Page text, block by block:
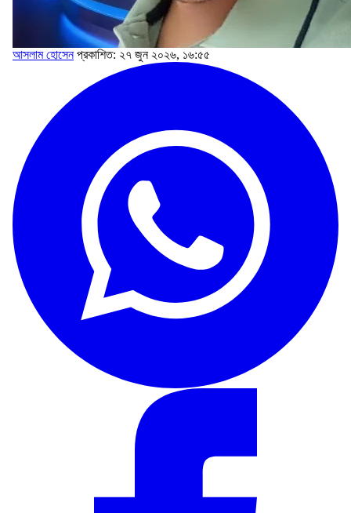
আসলাম হোসেন প্রকাশিত: ২৭ জুন ২০২৬, ১৬:৫৫